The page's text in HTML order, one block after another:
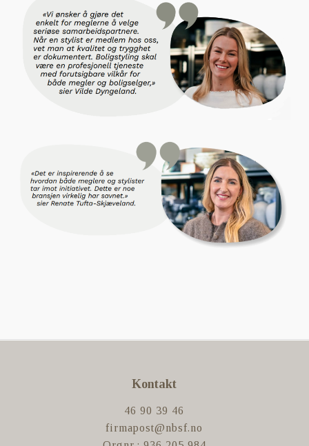
Kontakt
46 90 39 46
firmapost@nbsf.no